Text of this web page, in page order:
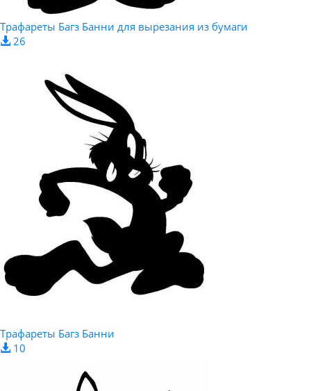
Трафареты Багз Банни для вырезания из бумаги
26
Трафареты Багз Банни
10